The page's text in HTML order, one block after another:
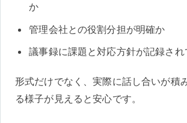
か
管理会社との役割分担が明確か
議事録に課題と対応方針が記録され
形式だけでなく、実際に話し合いが積
る様子が見えると安心です。